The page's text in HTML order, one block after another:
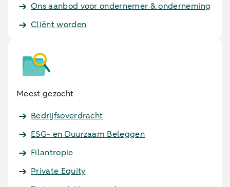
Ons aanbod voor ondernemer & onderneming
Cliënt worden
Meest gezocht
Bedrijfsoverdracht
ESG- en Duurzaam Beleggen
Filantropie
Private Equity